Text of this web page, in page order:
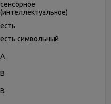
сенсорное
(интеллектуальное)
есть
есть символьный
A
B
B